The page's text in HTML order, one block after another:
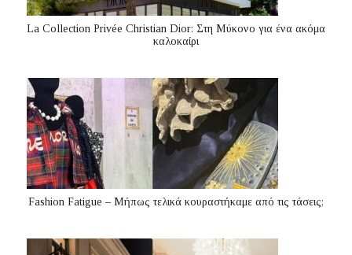
La Collection Privée Christian Dior: Στη Μύκονο για ένα ακόμα
καλοκαίρι
Fashion Fatigue – Μήπως τελικά κουραστήκαμε από τις τάσεις;